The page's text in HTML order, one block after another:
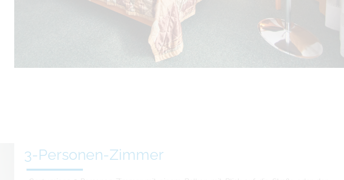
3-Personen-Zimmer